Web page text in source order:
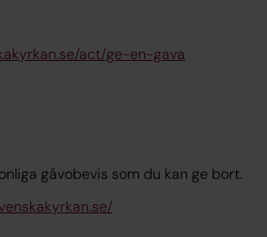
act/ge-en-gava
gåvobevis som du kan ge bort.